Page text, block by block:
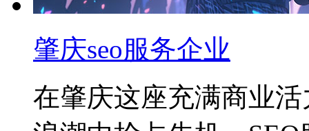
肇庆seo服务企业
在肇庆这座充满商业